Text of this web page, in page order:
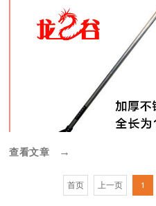
查看文章 →
首页 上一页 1